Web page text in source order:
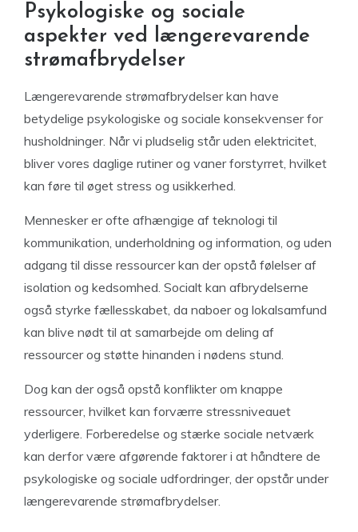
Psykologiske og sociale
aspekter ved længerevarende
strømafbrydelser
Længerevarende strømafbrydelser kan have
betydelige psykologiske og sociale konsekvenser for
husholdninger. Når vi pludselig står uden elektricitet,
bliver vores daglige rutiner og vaner forstyrret, hvilket
kan føre til øget stress og usikkerhed.
Mennesker er ofte afhængige af teknologi til
kommunikation, underholdning og information, og uden
adgang til disse ressourcer kan der opstå følelser af
isolation og kedsomhed. Socialt kan afbrydelserne
også styrke fællesskabet, da naboer og lokalsamfund
kan blive nødt til at samarbejde om deling af
ressourcer og støtte hinanden i nødens stund.
Dog kan der også opstå konflikter om knappe
ressourcer, hvilket kan forværre stressniveauet
yderligere. Forberedelse og stærke sociale netværk
kan derfor være afgørende faktorer i at håndtere de
psykologiske og sociale udfordringer, der opstår under
længerevarende strømafbrydelser.